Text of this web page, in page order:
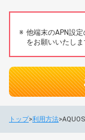
他端末のAPN設定
をお願いいたしま
トップ 利用方法